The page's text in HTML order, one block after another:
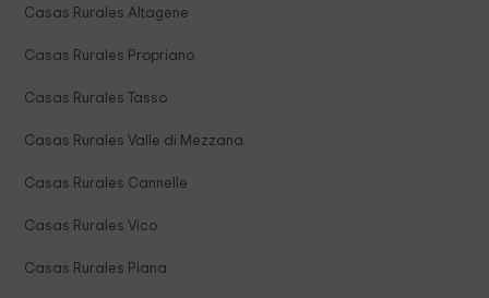
Casas Rurales Altagene
Casas Rurales Propriano
Casas Rurales Tasso
Casas Rurales Valle di Mezzana
Casas Rurales Cannelle
Casas Rurales Vico
Casas Rurales Piana